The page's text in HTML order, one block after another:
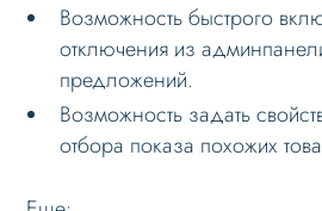
Возможность быстрого
отключения из
предложений.
Возможность задать
отбора показа похожих